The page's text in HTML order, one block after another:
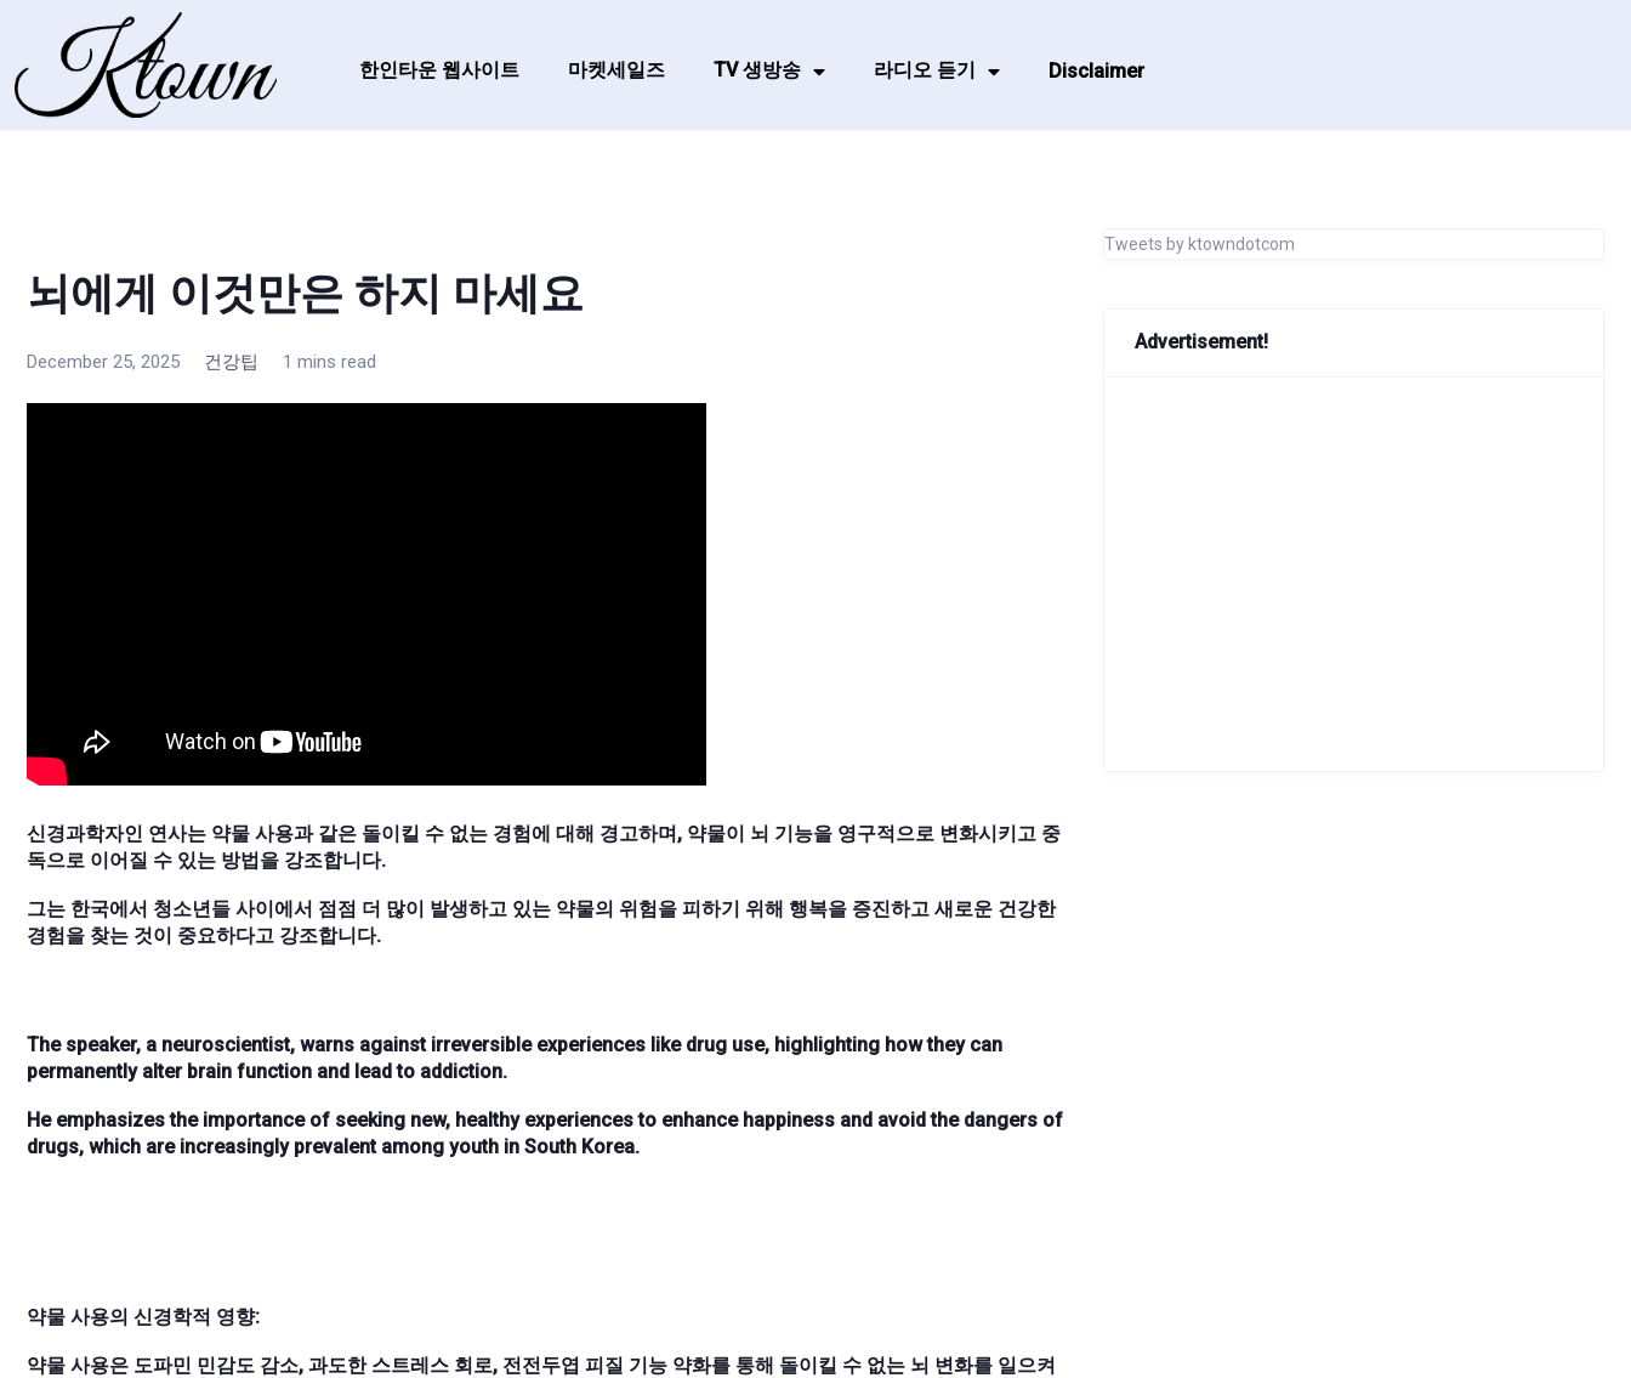
한인타운 웹사이트 마켓세일즈 TV 생방송 라디오 듣기 Disclaimer
뇌에게 이것만은 하지 마세요
December 25, 2025 건강팁 1 mins read
신경과학자인 연사는 약물 사용과 같은 돌이킬 수 없는 경험에 대해 경고하며, 약물이 뇌 기능을 영구적으로 변화시키고 중
독으로 이어질 수 있는 방법을 강조합니다.
그는 한국에서 청소년들 사이에서 점점 더 많이 발생하고 있는 약물의 위험을 피하기 위해 행복을 증진하고 새로운 건강한
경험을 찾는 것이 중요하다고 강조합니다.
The speaker, a neuroscientist, warns against irreversible experiences like drug use, highlighting how they can
permanently alter brain function and lead to addiction.
He emphasizes the importance of seeking new, healthy experiences to enhance happiness and avoid the dangers of
drugs, which are increasingly prevalent among youth in South Korea.
약물 사용의 신경학적 영향:
약물 사용은 도파민 민감도 감소, 과도한 스트레스 회로, 전전두엽 피질 기능 약화를 통해 돌이킬 수 없는 뇌 변화를 일으켜
Tweets by ktowndotcom
Advertisement!